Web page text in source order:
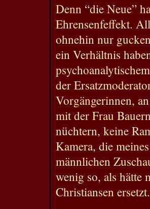
Denn “die Neue”
Ehrensenfeffekt.
ohnehin nur
ein Verhältnis
der
Vorgängerinnen,
mit der Frau
nüchtern, keine
Kamera, die
männlichen
wenig so, als hätte
Christiansen ersetzt.